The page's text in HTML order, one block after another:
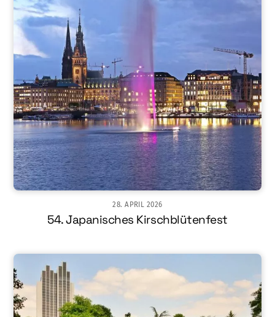
28. APRIL 2026
54. Japanisches Kirschblütenfest